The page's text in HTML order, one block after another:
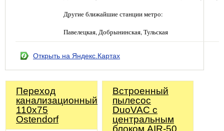
Другие ближайшие станции метро:
Павелецкая, Добрынинская, Тульская
Открыть на Яндекс.Картах
Переход
канализационный
110х75
Ostendorf
Встроенный
пылесос
DuoVAC с
центральным
блоком AIR-50